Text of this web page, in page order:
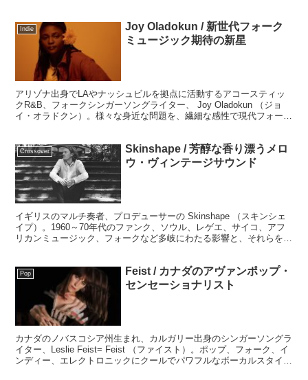
Indie
Joy Oladokun / 新世代フォーク
ミュージック期待の新星
アリゾナ出身でLAやナッシュビルを拠点に活動するアコースティッ
クR&B、フォークシンガーソングライター、 Joy Oladokun （ジョ
イ・オラドクン）。様々な身近な問題を、繊細な感性で現代フォー
Crossover
Skinshape / 芳醇な香り漂うメロ
ウ・ヴィンテージサウンド
イギリスのマルチ奏者、プロデューサーの Skinshape （スキンシェ
イプ）。1960～70年代のファンク、ソウル、レゲエ、サイコ、アフ
リカンミュージック、フォークなど多岐にわたる影響と、それらを巧
Pop
Feist / カナダのアヴァンポップ・
センセーショナリスト
カナダのノバスコシア州生まれ、カルガリー出身のシンガーソングラ
イター、Leslie Feist= Feist （ファイスト）。ポップ、フォーク、イ
ンディー、エレクトロニックにクールでパワフルなボーカルスタイル